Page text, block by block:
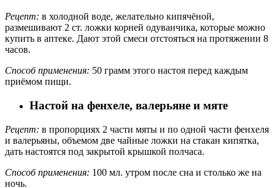
Рецепт: в холодной воде, желательно кипячёной,
размешивают 2 ст. ложки корней одуванчика, которые можно
купить в аптеке. Дают этой смеси отстояться на протяжении 8
часов.
Способ применения: 50 грамм этого настоя перед каждым
приёмом пищи.
Настой на фенхеле, валерьяне и мяте
Рецепт: в пропорциях 2 части мяты и по одной части фенхеля
и валерьяны, объемом две чайные ложки на стакан кипятка,
дать настоятся под закрытой крышкой полчаса.
Способ применения: 100 мл. утром после сна и столько же на
ночь.